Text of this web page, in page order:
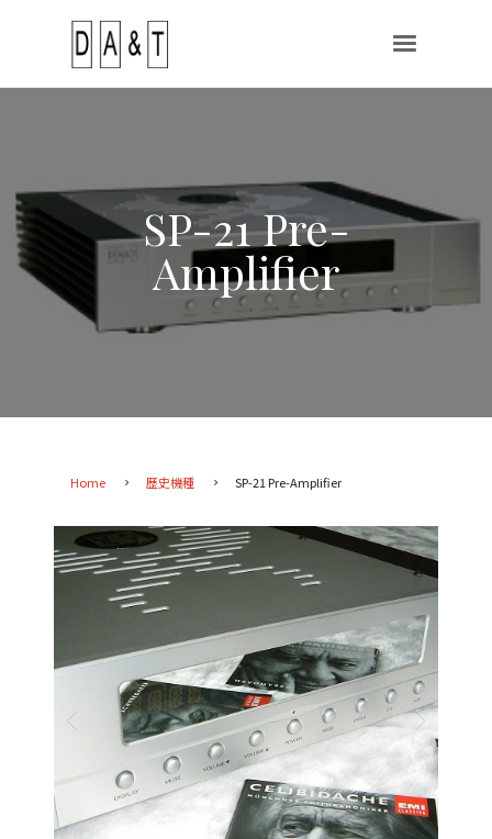
SP-21 Pre-
Amplifier
Home 歷史機種 SP-21 Pre-Amplifier